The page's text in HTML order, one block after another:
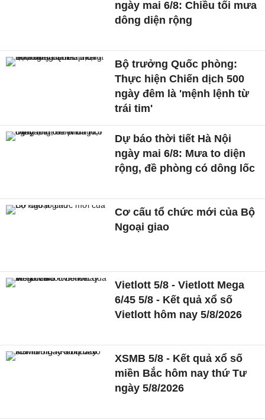
ngày mai 6/8: Chiều tối mưa
dông diện rộng
Bộ trưởng Quốc phòng:
Thực hiện Chiến dịch 500
ngày đêm là 'mệnh lệnh từ
trái tim'
Dự báo thời tiết Hà Nội
ngày mai 6/8: Mưa to diện
rộng, đề phòng có dông lốc
Cơ cấu tổ chức mới của Bộ
Ngoại giao
Vietlott 5/8 - Vietlott Mega
6/45 5/8 - Kết quả xổ số
Vietlott hôm nay 5/8/2026
XSMB 5/8 - Kết quả xổ số
miền Bắc hôm nay thứ Tư
ngày 5/8/2026